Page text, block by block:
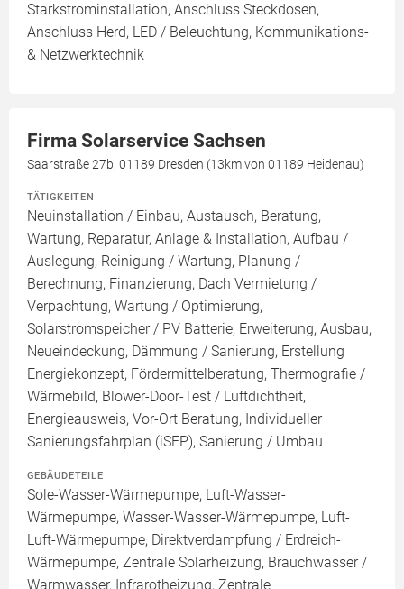
Starkstrominstallation, Anschluss Steckdosen,
Anschluss Herd, LED / Beleuchtung, Kommunikations-
& Netzwerktechnik
Firma Solarservice Sachsen
Saarstraße 27b, 01189 Dresden (13km von 01189 Heidenau)
TÄTIGKEITEN
Neuinstallation / Einbau, Austausch, Beratung,
Wartung, Reparatur, Anlage & Installation, Aufbau /
Auslegung, Reinigung / Wartung, Planung /
Berechnung, Finanzierung, Dach Vermietung /
Verpachtung, Wartung / Optimierung,
Solarstromspeicher / PV Batterie, Erweiterung, Ausbau,
Neueindeckung, Dämmung / Sanierung, Erstellung
Energiekonzept, Fördermittelberatung, Thermografie /
Wärmebild, Blower-Door-Test / Luftdichtheit,
Energieausweis, Vor-Ort Beratung, Individueller
Sanierungsfahrplan (iSFP), Sanierung / Umbau
GEBÄUDETEILE
Sole-Wasser-Wärmepumpe, Luft-Wasser-
Wärmepumpe, Wasser-Wasser-Wärmepumpe, Luft-
Luft-Wärmepumpe, Direktverdampfung / Erdreich-
Wärmepumpe, Zentrale Solarheizung, Brauchwasser /
Warmwasser, Infrarotheizung, Zentrale